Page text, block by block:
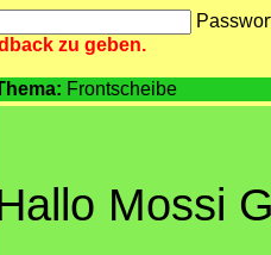
zu geben.
Frontscheibe
Mossi